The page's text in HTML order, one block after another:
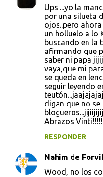
Ups!...yo la
por una silueta
ojos..pero
un holluelo a lo
buscando en la
afirmando que
saber ni papa
vaya,que mi
se queda en
seguir leyendo
digan que no se
Abrazos
RESPONDER
Nahim de
Wood, no los